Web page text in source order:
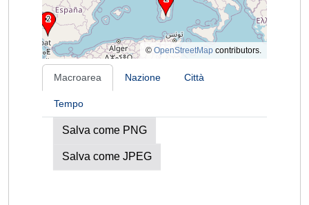
© OpenStreetMap contributors.
Macroarea Nazione Città
Tempo
Salva come PNG
Salva come JPEG